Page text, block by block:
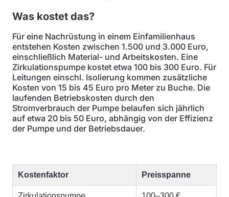
Was kostet das?
Für eine Nachrüstung in einem Einfamilienhaus
entstehen Kosten zwischen 1.500 und 3.000 Euro,
einschließlich Material- und Arbeitskosten. Eine
Zirkulationspumpe kostet etwa 100 bis 300 Euro. Für
Leitungen einschl. Isolierung kommen zusätzliche
Kosten von 15 bis 45 Euro pro Meter zu Buche. Die
laufenden Betriebskosten durch den
Stromverbrauch der Pumpe belaufen sich jährlich
auf etwa 20 bis 50 Euro, abhängig von der Effizienz
der Pumpe und der Betriebsdauer.
Kostenfaktor Preisspanne